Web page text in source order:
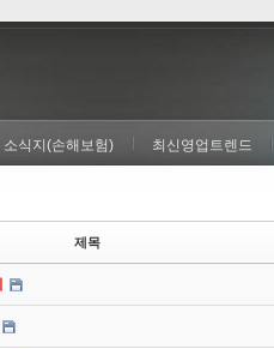
소식지(손해보험) 최신영업트렌드
제목